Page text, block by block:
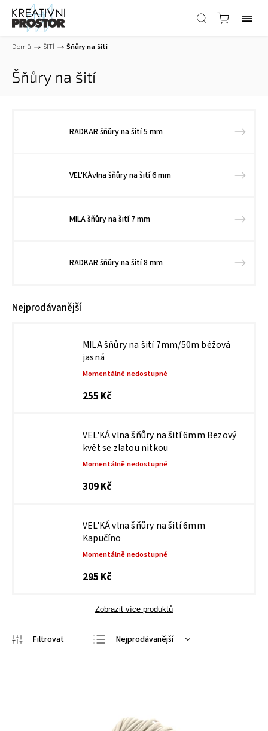
Domů / ŠITÍ / Šňůry na šití
Šňůry na šití
RADKAR šňůry na šití 5 mm
VEL'KÁvlna šňůry na šití 6 mm
MILA šňůry na šití 7 mm
RADKAR šňůry na šití 8 mm
Nejprodávanější
MILA šňůry na šití 7mm/50m béžová
jasná
Momentálně nedostupné
255 Kč
VEL'KÁ vlna šňůry na šití 6mm Bezový
květ se zlatou nitkou
Momentálně nedostupné
309 Kč
VEL'KÁ vlna šňůry na šití 6mm
Kapučíno
Momentálně nedostupné
295 Kč
Zobrazit více produktů
Nejprodávanější
Abecedně